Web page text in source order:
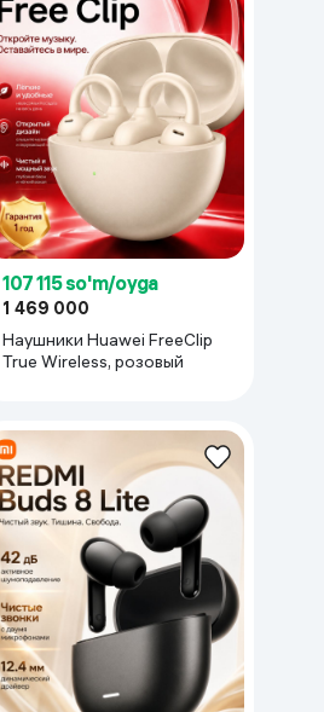
107 115 so'm/oyga
1 469 000
Наушники Huawei FreeClip
True Wireless, розовый